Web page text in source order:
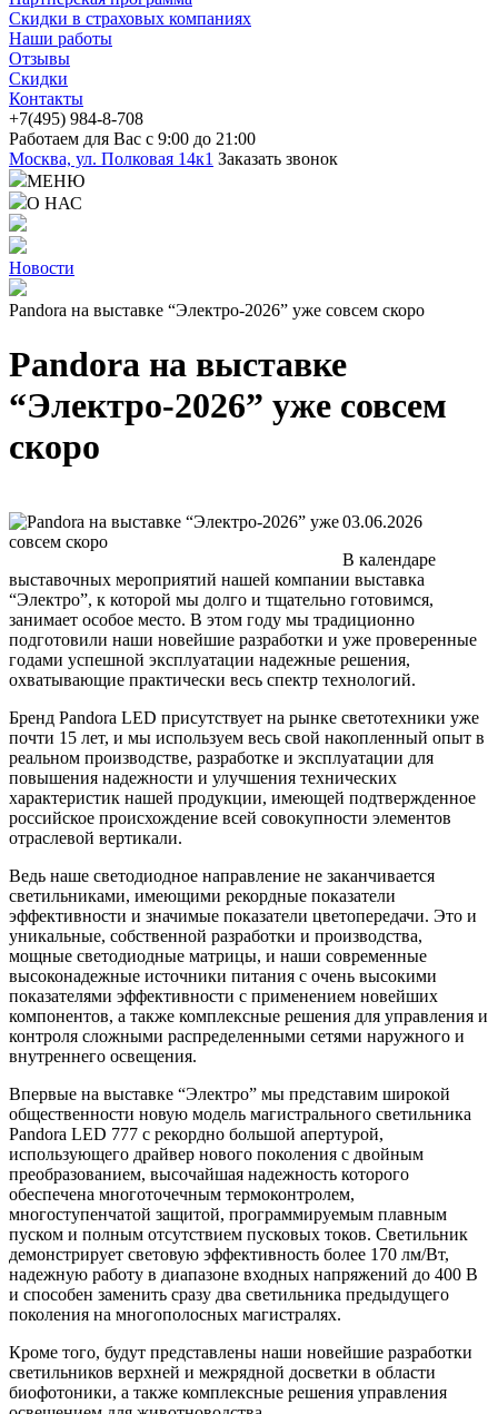
Скидки в страховых компаниях
Наши работы
Отзывы
Скидки
Контакты
+7(495) 984-8-708
Работаем для Вас с 9:00 до 21:00
Москва, ул. Полковая 14к1 Заказать звонок
МЕНЮ
О НАС
Новости
Pandora на выставке “Электро-2026” уже совсем скоро
Pandora на выставке
“Электро-2026” уже совсем
скоро
03.06.2026
В календаре
выставочных мероприятий нашей компании выставка
“Электро”, к которой мы долго и тщательно готовимся,
занимает особое место. В этом году мы традиционно
подготовили наши новейшие разработки и уже проверенные
годами успешной эксплуатации надежные решения,
охватывающие практически весь спектр технологий.
Бренд Pandora LED присутствует на рынке светотехники уже
почти 15 лет, и мы используем весь свой накопленный опыт в
реальном производстве, разработке и эксплуатации для
повышения надежности и улучшения технических
характеристик нашей продукции, имеющей подтвержденное
российское происхождение всей совокупности элементов
отраслевой вертикали.
Ведь наше светодиодное направление не заканчивается
светильниками, имеющими рекордные показатели
эффективности и значимые показатели цветопередачи. Это и
уникальные, собственной разработки и производства,
мощные светодиодные матрицы, и наши современные
высоконадежные источники питания с очень высокими
показателями эффективности с применением новейших
компонентов, а также комплексные решения для управления и
контроля сложными распределенными сетями наружного и
внутреннего освещения.
Впервые на выставке “Электро” мы представим широкой
общественности новую модель магистрального светильника
Pandora LED 777 с рекордно большой апертурой,
использующего драйвер нового поколения с двойным
преобразованием, высочайшая надежность которого
обеспечена многоточечным термоконтролем,
многоступенчатой защитой, программируемым плавным
пуском и полным отсутствием пусковых токов. Светильник
демонстрирует световую эффективность более 170 лм/Вт,
надежную работу в диапазоне входных напряжений до 400 В
и способен заменить сразу два светильника предыдущего
поколения на многополосных магистралях.
Кроме того, будут представлены наши новейшие разработки
светильников верхней и межрядной досветки в области
биофотоники, а также комплексные решения управления